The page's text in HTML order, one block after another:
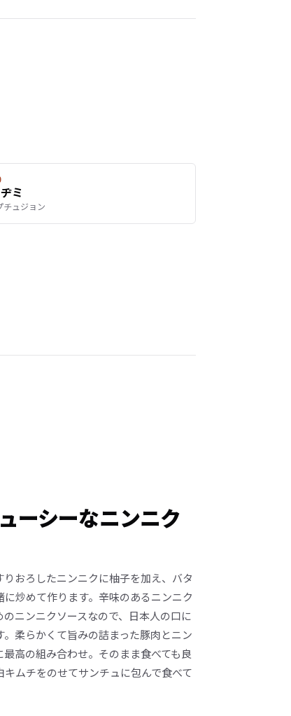
ミ
チュジョン
ーシーなニンニク
りおろしたニンニクに柚子を加え、バタ
に炒めて作ります。辛味のあるニンニク
のニンニクソースなので、日本人の口に
。柔らかくて旨みの詰まった豚肉とニン
高の組み合わせ。そのまま食べても良
キムチをのせてサンチュに包んで食べて